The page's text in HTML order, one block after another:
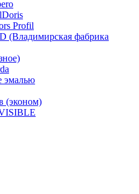
Profil
(Владимирская фабрика
эмалью
(эконом)